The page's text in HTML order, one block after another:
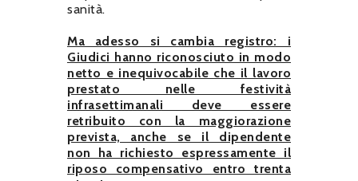
sanità.
Ma adesso si cambia registro: i
Giudici hanno riconosciuto in modo
netto e inequivocabile che il lavoro
prestato nelle festività
infrasettimanali deve essere
retribuito con la maggiorazione
prevista, anche se il dipendente
non ha richiesto espressamente il
riposo compensativo entro trenta